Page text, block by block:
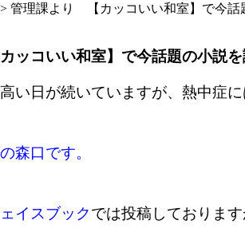
> 管理課より 【カッコいい和室】で今話
ッコいい和室】で今話題の小説
い日が続いていますが、熱中症
森口です。
イスブックでは投稿しておりま